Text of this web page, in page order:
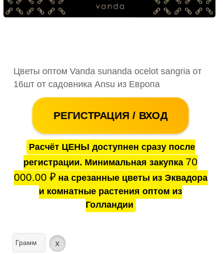
Цветы оптом Vanda sunanda ocelot sangria от
16шт от садовника Ansu из Европа
РЕГИСТРАЦИЯ / ВХОД
Расчёт ЦЕНЫ доступнен сразу после
регистрации. Минимальная закупка 70
000.00 ₽на срезанные цветы из Эквадора
и комнатные растения оптом из
Голландии
Грамм x